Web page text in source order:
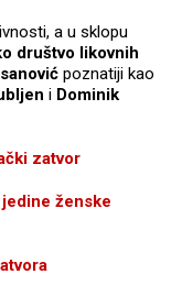
a u sklopu
društvo likovnih
poznatiji kao
i Dominik
zatvor
jedine ženske